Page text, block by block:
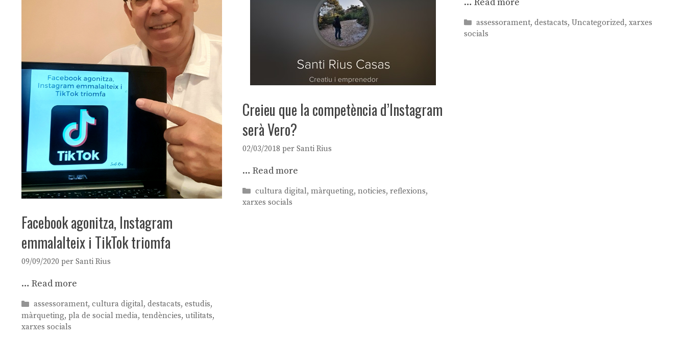
Facebook agonitza, Instagram
emmalalteix i TikTok triomfa
09/09/2020 per Santi Rius
… Read more
Categories
assessorament,cultura digital,destacats,estudis,
màrqueting, pla de social media, tendències, utilitats,
xarxes socials
Creieu que la competència d’Instagram
serà Vero?
02/03/2018 perSanti Rius
…Read more
Categories
cultura digital, màrqueting, noticies, reflexions,
xarxes socials
Categories
assessorament,destacats,Uncategorized,xarxes
socials